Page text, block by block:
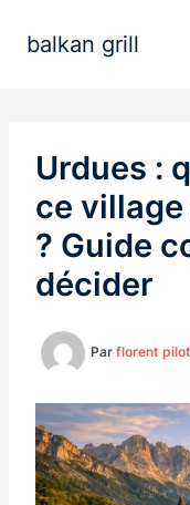
balkan grill
Urdues :
ce village
? Guide
décider
Par florent pilot